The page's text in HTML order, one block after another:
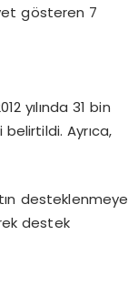
gösteren 7
yılında 31 bin
belirtildi. Ayrıca,
desteklenmeye
destek